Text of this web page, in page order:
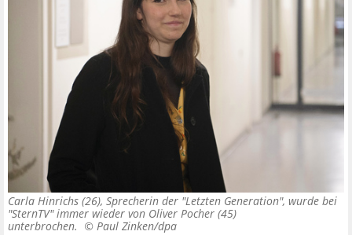
Carla Hinrichs (26), Sprecherin der "Letzten Generation", wurde bei
"SternTV" immer wieder von Oliver Pocher (45)
unterbrochen. © Paul Zinken/dpa